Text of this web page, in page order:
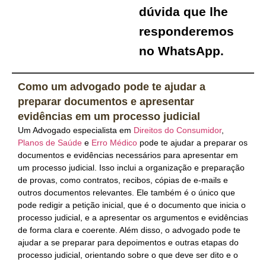
dúvida que lhe
responderemos
no WhatsApp.
Como um advogado pode te ajudar a
preparar documentos e apresentar
evidências em um processo judicial
Um Advogado especialista em Direitos do Consumidor,
Planos de Saúde e Erro Médico pode te ajudar a preparar os
documentos e evidências necessários para apresentar em
um processo judicial. Isso inclui a organização e preparação
de provas, como contratos, recibos, cópias de e-mails e
outros documentos relevantes. Ele também é o único que
pode redigir a petição inicial, que é o documento que inicia o
processo judicial, e a apresentar os argumentos e evidências
de forma clara e coerente. Além disso, o advogado pode te
ajudar a se preparar para depoimentos e outras etapas do
processo judicial, orientando sobre o que deve ser dito e o